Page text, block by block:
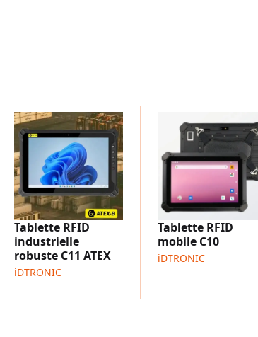
Vous serez
Tablette RFID
industrielle
robuste C11 ATEX
iDTRONIC
Tablette RFID
mobile C10
iDTRONIC